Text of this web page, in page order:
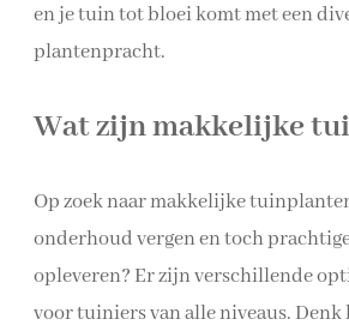
en je tuin tot bloei komt met een
plantenpracht.
Wat zijn makkelijke
Op zoek naar makkelijke
onderhoud vergen en toch
opleveren? Er zijn verschillende
voor tuiniers van alle niveaus.